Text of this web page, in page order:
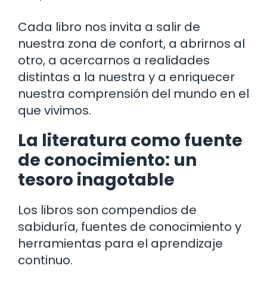
Cada libro nos invita a salir de
nuestra zona de confort, a abrirnos al
otro, a acercarnos a realidades
distintas a la nuestra y a enriquecer
nuestra comprensión del mundo en el
que vivimos.
La literatura como fuente
de conocimiento: un
tesoro inagotable
Los libros son compendios de
sabiduría, fuentes de conocimiento y
herramientas para el aprendizaje
continuo.